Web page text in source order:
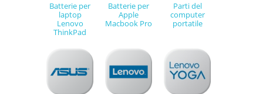
Batterie per
laptop
Lenovo
ThinkPad
Batterie per
Apple
Macbook Pro
Parti del
computer
portatile